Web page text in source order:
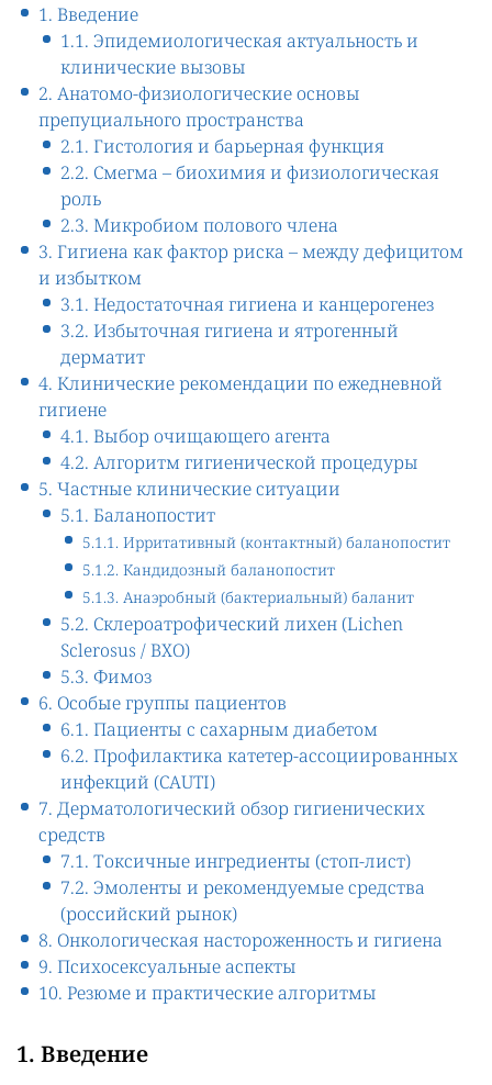
1. Введение
1.1. Эпидемиологическая актуальность и
клинические вызовы
2. Анатомо-физиологические основы
препуциального пространства
2.1. Гистология и барьерная функция
2.2. Смегма – биохимия и физиологическая
роль
2.3. Микробиом полового члена
3. Гигиена как фактор риска – между дефицитом
и избытком
3.1. Недостаточная гигиена и канцерогенез
3.2. Избыточная гигиена и ятрогенный
дерматит
4. Клинические рекомендации по ежедневной
гигиене
4.1. Выбор очищающего агента
4.2. Алгоритм гигиенической процедуры
5. Частные клинические ситуации
5.1. Баланопостит
5.1.1. Ирритативный (контактный) баланопостит
5.1.2. Кандидозный баланопостит
5.1.3. Анаэробный (бактериальный) баланит
5.2. Склероатрофический лихен (Lichen
Sclerosus / BXO)
5.3. Фимоз
6. Особые группы пациентов
6.1. Пациенты с сахарным диабетом
6.2. Профилактика катетер-ассоциированных
инфекций (CAUTI)
7. Дерматологический обзор гигиенических
средств
7.1. Токсичные ингредиенты (стоп-лист)
7.2. Эмоленты и рекомендуемые средства
(российский рынок)
8. Онкологическая настороженность и гигиена
9. Психосексуальные аспекты
10. Резюме и практические алгоритмы
1. Введение